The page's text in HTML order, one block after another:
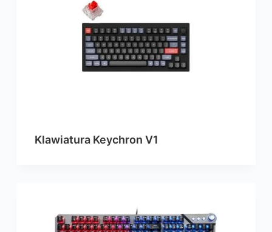
Klawiatura Keychron V1